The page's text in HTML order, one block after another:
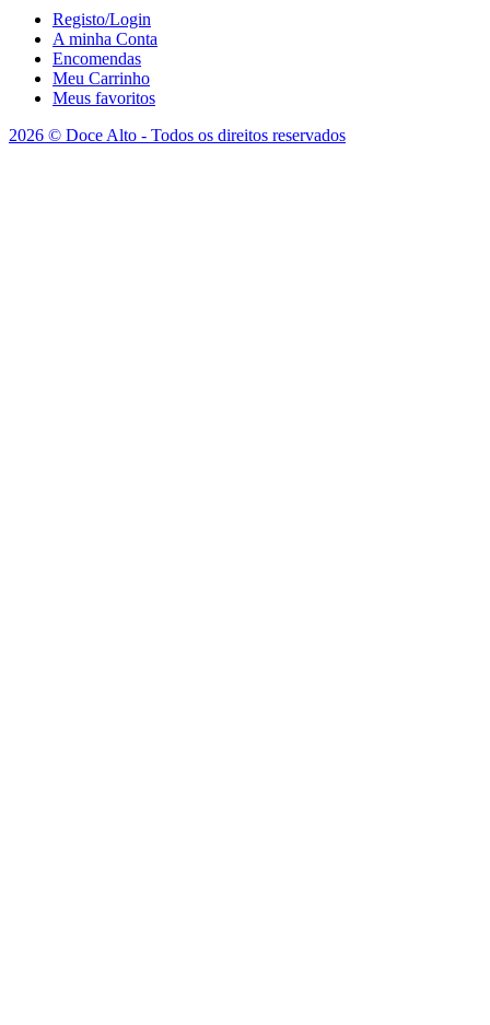
Registo/Login
A minha Conta
Encomendas
Meu Carrinho
Meus favoritos
2026 © Doce Alto - Todos os direitos reservados